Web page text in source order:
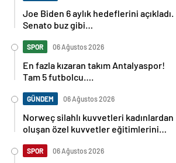
Joe Biden 6 aylık hedeflerini açıkladı.
Senato buz gibi…
SPOR 06 Ağustos 2026
En fazla kızaran takım Antalyaspor!
Tam 5 futbolcu….
GÜNDEM 06 Ağustos 2026
Norweç silahlı kuvvetleri kadınlardan
oluşan özel kuvvetler eğitimlerini
SPOR 06 Ağustos 2026